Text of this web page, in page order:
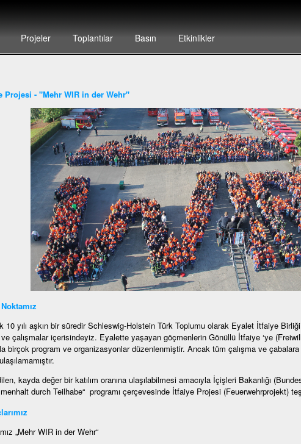
Projeler Toplantılar Basın Etkinlikler
Projesi - "Mehr WIR in der Wehr"
Noktamız
10 yılı aşkın bir süredir Schleswig-Holstein Türk Toplumu olarak Eyalet İtfaiye
çalışmalar içerisindeyiz. Eyalette yaşayan göçmenlerin Gönüllü İtfaiye ‘ye
birçok program ve organizasyonlar düzenlenmiştir. Ancak tüm çalışma ve
kayda değer bir katılım oranına ulaşılabilmesi amacıyla İçişleri Bakanlığı
durch Teilhabe“ programı çerçevesinde İtfaiye Projesi (Feuerwehrprojekt)
„Mehr WIR in der Wehr“